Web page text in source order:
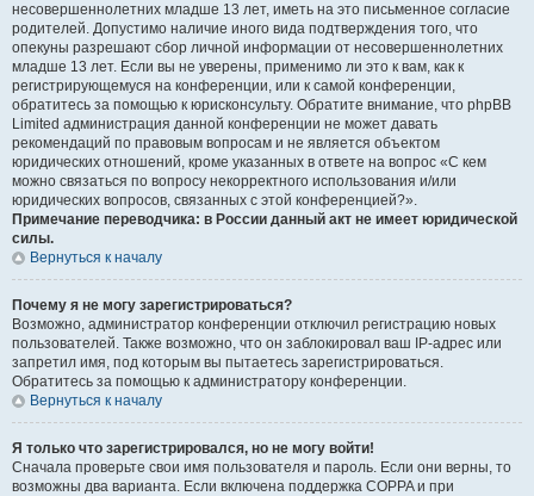
несовершеннолетних младше 13 лет, иметь на это письменное согласие
родителей. Допустимо наличие иного вида подтверждения того, что
опекуны разрешают сбор личной информации от несовершеннолетних
младше 13 лет. Если вы не уверены, применимо ли это к вам, как к
регистрирующемуся на конференции, или к самой конференции,
обратитесь за помощью к юрисконсульту. Обратите внимание, что phpBB
Limited администрация данной конференции не может давать
рекомендаций по правовым вопросам и не является объектом
юридических отношений, кроме указанных в ответе на вопрос «С кем
можно связаться по вопросу некорректного использования и/или
юридических вопросов, связанных с этой конференцией?».
Примечание переводчика: в России данный акт не имеет юридической
силы.
Вернуться к началу
Почему я не могу зарегистрироваться?
Возможно, администратор конференции отключил регистрацию новых
пользователей. Также возможно, что он заблокировал ваш IP-адрес или
запретил имя, под которым вы пытаетесь зарегистрироваться.
Обратитесь за помощью к администратору конференции.
Вернуться к началу
Я только что зарегистрировался, но не могу войти!
Сначала проверьте свои имя пользователя и пароль. Если они верны, то
возможны два варианта. Если включена поддержка COPPA и при